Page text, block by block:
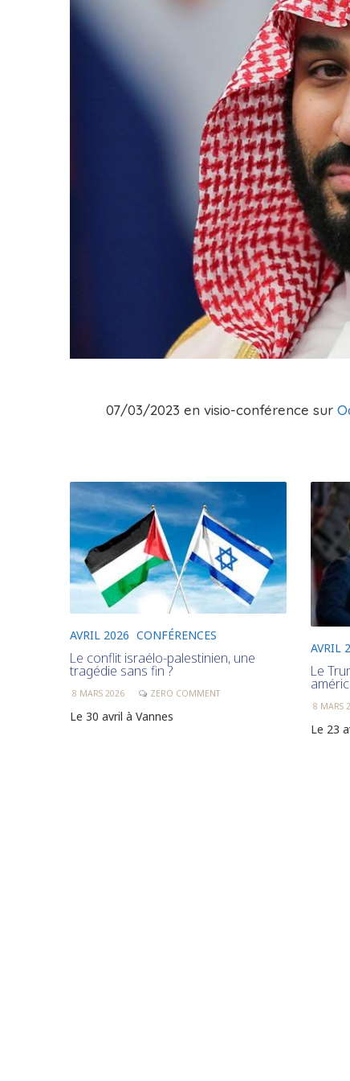
07/03/2023 en visio-conférence sur
AVRIL 2026 CONFÉRENCES
Le conflit israélo-palestinien, une
tragédie sans fin ?
8 MARS 2026 ZERO COMMENT
Le 30 avril à Vannes
AVRIL
Le
8 MARS
Le 23